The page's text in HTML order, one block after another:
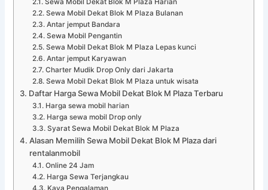
Sewa Mobil Dekat Blok M Plaza Harian
Sewa Mobil Dekat Blok M Plaza Bulanan
Antar jemput Bandara
Sewa Mobil Pengantin
Sewa Mobil Dekat Blok M Plaza Lepas kunci
Antar jemput Karyawan
Charter Mudik Drop Only dari Jakarta
Sewa Mobil Dekat Blok M Plaza untuk wisata
Daftar Harga Sewa Mobil Dekat Blok M Plaza Terbaru
Harga sewa mobil harian
Harga sewa mobil Drop only
Syarat Sewa Mobil Dekat Blok M Plaza
Alasan Memilih Sewa Mobil Dekat Blok M Plaza dari
rentalanmobil
Online 24 Jam
Harga Sewa Terjangkau
Kaya Pengalaman